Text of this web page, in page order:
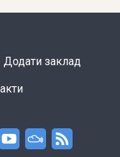
Додати заклад